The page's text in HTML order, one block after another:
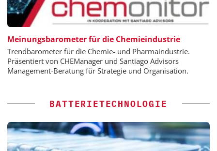
Meinungsbarometer für die Chemieindustrie
Trendbarometer für die Chemie- und Pharmaindustrie.
Präsentiert von CHEManager und Santiago Advisors
Management-Beratung für Strategie und Organisation.
BATTERIETECHNOLOGIE